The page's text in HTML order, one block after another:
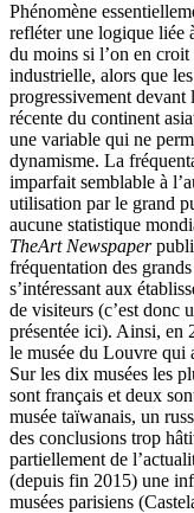
Phénomène
refléter une logique liée
du moins si l’on en
industrielle, alors que
progressivement devant
récente du continent
une variable qui ne
dynamisme. La
imparfait semblable à
utilisation par le grand
aucune statistique
TheArt Newspaper
fréquentation des
s’intéressant aux
de visiteurs (c’est donc
présentée ici). Ainsi, en
le musée du Louvre qui
Sur les dix musées les
sont français et deux
musée taïwanais, un
des conclusions trop
partiellement de
(depuis fin 2015) une
musées parisiens